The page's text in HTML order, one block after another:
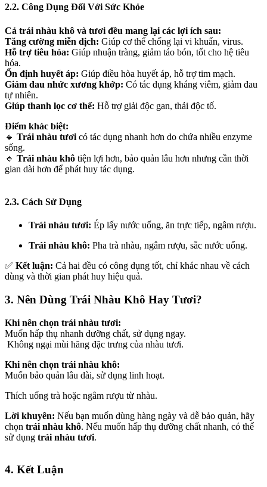
2.2. Công Dụng Đối Với Sức Khỏe
Cả trái nhàu khô và tươi đều mang lại các lợi ích sau:
Tăng cường miễn dịch: Giúp cơ thể chống lại vi khuẩn, virus.
Hỗ trợ tiêu hóa: Giúp nhuận tràng, giảm táo bón, tốt cho hệ tiêu
hóa.
Ổn định huyết áp: Giúp điều hòa huyết áp, hỗ trợ tim mạch.
Giảm đau nhức xương khớp: Có tác dụng kháng viêm, giảm đau
tự nhiên.
Giúp thanh lọc cơ thể: Hỗ trợ giải độc gan, thải độc tố.
Điểm khác biệt:
🔹 Trái nhàu tươi có tác dụng nhanh hơn do chứa nhiều enzyme
sống.
🔹 Trái nhàu khô tiện lợi hơn, bảo quản lâu hơn nhưng cần thời
gian dài hơn để phát huy tác dụng.
2.3. Cách Sử Dụng
Trái nhàu tươi: Ép lấy nước uống, ăn trực tiếp, ngâm rượu.
Trái nhàu khô: Pha trà nhàu, ngâm rượu, sắc nước uống.
✅ Kết luận: Cả hai đều có công dụng tốt, chỉ khác nhau về cách
dùng và thời gian phát huy hiệu quả.
3. Nên Dùng Trái Nhàu Khô Hay Tươi?
Khi nên chọn trái nhàu tươi:
Muốn hấp thụ nhanh dưỡng chất, sử dụng ngay.
Không ngại mùi hăng đặc trưng của nhàu tươi.
Khi nên chọn trái nhàu khô:
Muốn bảo quản lâu dài, sử dụng linh hoạt.
Thích uống trà hoặc ngâm rượu từ nhàu.
Lời khuyên: Nếu bạn muốn dùng hàng ngày và dễ bảo quản, hãy
chọn trái nhàu khô. Nếu muốn hấp thụ dưỡng chất nhanh, có thể
sử dụng trái nhàu tươi.
4. Kết Luận